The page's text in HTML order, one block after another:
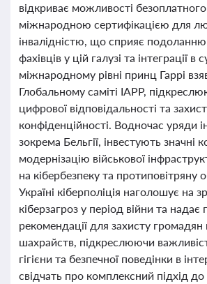
відкриває можливості
міжнародною сертифікацією для
інвалідністю, що сприяє
фахівців у цій галузі та інтеграції в
міжнародному рівні принц Гаррі
Глобальному саміті IAPP,
цифрової відповідальності та
конфіденційності. Водночас уряди
зокрема Бельгії, інвестують значні
модернізацію військової
на кібербезпеку та протиповітряну
Україні кіберполіція наголошує на
кіберзагроз у період війни та надає
рекомендації для захисту громадян
шахрайств, підкреслюючи
гігієни та безпечної поведінки в
свідчать про комплексний підхід до